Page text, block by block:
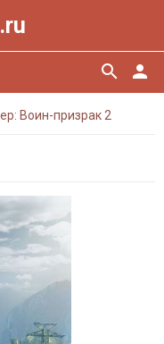
person
search
Воин-призрак 2